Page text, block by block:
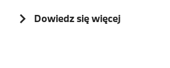
Dowiedz się więcej